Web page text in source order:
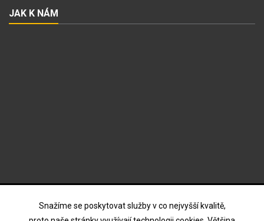
Snažíme se poskytovat služby v co nejvyšší kvalitě,
JAK K NÁM